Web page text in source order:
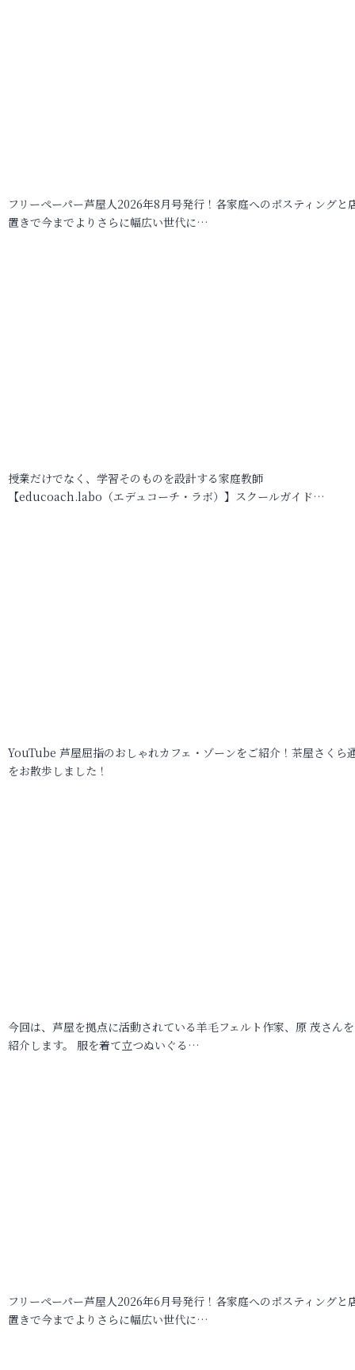
フリーペーパー芦屋人2026年8月号発行！各家庭へのポスティングと
置きで今までよりさらに幅広い世代に…
授業だけでなく、学習そのものを設計する家庭教師
【educoach.labo（エデュコーチ・ラボ）】スクールガイド…
YouTube 芦屋屈指のおしゃれカフェ・ゾーンをご紹介！茶屋さくら
をお散歩しました！
今回は、芦屋を拠点に活動されている羊毛フェルト作家、原 茂さん
紹介します。 服を着て立つぬいぐる…
フリーペーパー芦屋人2026年6月号発行！各家庭へのポスティングと
置きで今までよりさらに幅広い世代に…